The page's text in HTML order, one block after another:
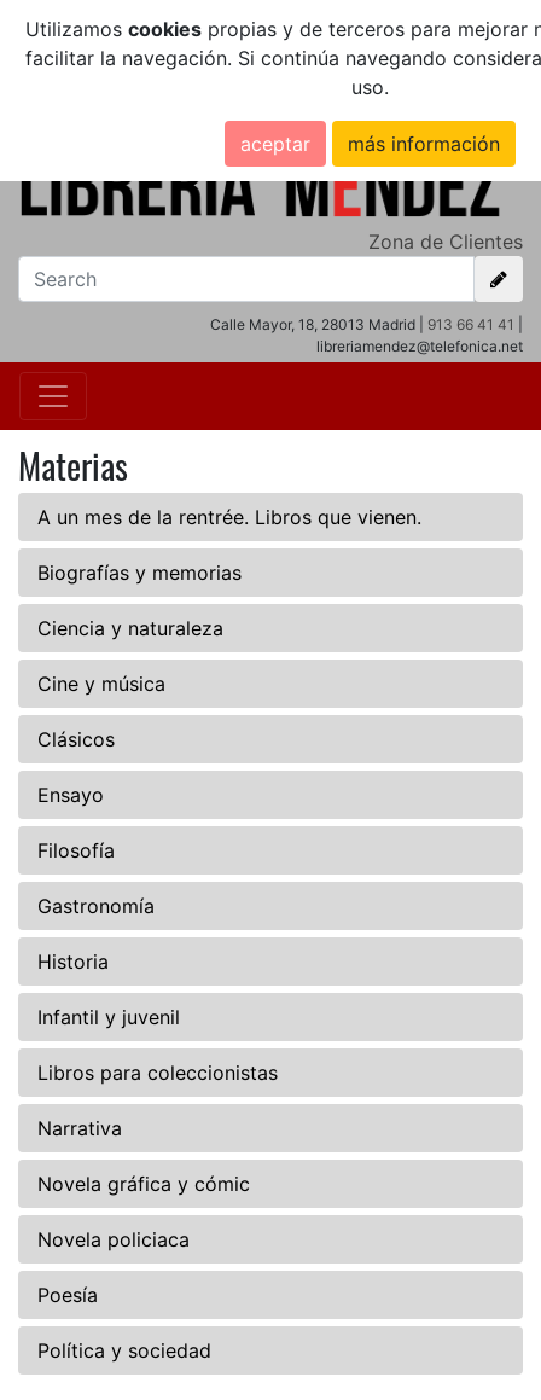
Utilizamos cookiespropias y de terceros para mejorar
facilitar la navegación. Si continúa navegando
uso.
aceptar más información
Zona de Clientes
Calle Mayor, 18, 28013 Madrid | 913 66 41 41
libreriamendez@telefonica.net
Materias
A un mes de la rentrée. Libros que vienen.
Biografías y memorias
Ciencia y naturaleza
Cine y música
Clásicos
Ensayo
Filosofía
Gastronomía
Historia
Infantil y juvenil
Libros para coleccionistas
Narrativa
Novela gráfica y cómic
Novela policiaca
Poesía
Política y sociedad